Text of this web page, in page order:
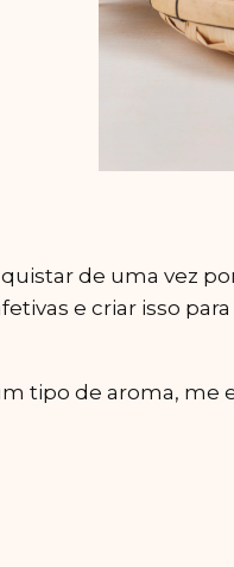
de uma vez
e criar isso
tipo de aroma, me